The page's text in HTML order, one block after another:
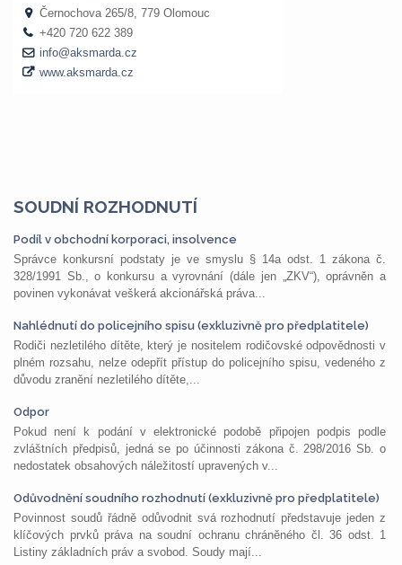
SOUDNÍ ROZHODNUTÍ
Podíl v obchodní korporaci, insolvence
Správce konkursní podstaty je ve smyslu § 14a odst. 1 zákona č.
328/1991 Sb., o konkursu a vyrovnání (dále jen „ZKV“), oprávněn a
povinen vykonávat veškerá akcionářská práva...
Nahlédnutí do policejního spisu (exkluzivně pro předplatitele)
Rodiči nezletilého dítěte, který je nositelem rodičovské odpovědnosti v
plném rozsahu, nelze odepřít přístup do policejního spisu, vedeného z
důvodu zranění nezletilého dítěte,...
Odpor
Pokud není k podání v elektronické podobě připojen podpis podle
zvláštních předpisů, jedná se po účinnosti zákona č. 298/2016 Sb. o
nedostatek obsahových náležitostí upravených v...
Odůvodnění soudního rozhodnutí (exkluzivně pro předplatitele)
Povinnost soudů řádně odůvodnit svá rozhodnutí představuje jeden z
klíčových prvků práva na soudní ochranu chráněného čl. 36 odst. 1
Listiny základních práv a svobod. Soudy mají...